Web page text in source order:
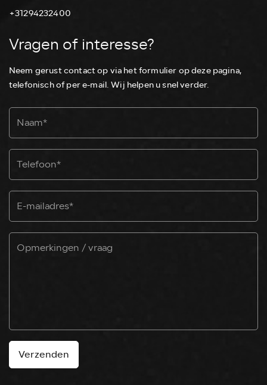
+31294232400
Vragen of interesse?
Neem gerust contact op via het formulier op deze pagina,
telefonisch of per e-mail. Wij helpen u snel verder.
Verzenden